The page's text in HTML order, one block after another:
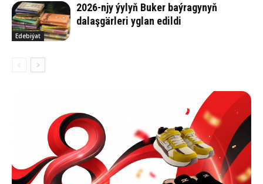
Edebiýat
2026-njy ýylyň Buker baýragynyň
dalaşgärleri yglan edildi